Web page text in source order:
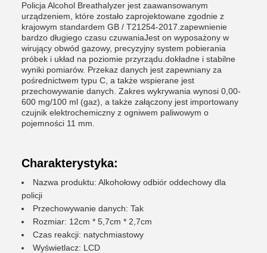
Policja Alcohol Breathalyzer jest zaawansowanym
urządzeniem, które zostało zaprojektowane zgodnie z
krajowym standardem GB / T21254-2017.zapewnienie
bardzo długiego czasu czuwaniaJest on wyposażony w
wirujący obwód gazowy, precyzyjny system pobierania
próbek i układ na poziomie przyrządu.dokładne i stabilne
wyniki pomiarów. Przekaz danych jest zapewniany za
pośrednictwem typu C, a także wspierane jest
przechowywanie danych. Zakres wykrywania wynosi 0,00-
600 mg/100 ml (gaz), a także załączony jest importowany
czujnik elektrochemiczny z ogniwem paliwowym o
pojemności 11 mm.
Charakterystyka:
Nazwa produktu: Alkohołowy odbiór oddechowy dla
policji
Przechowywanie danych: Tak
Rozmiar: 12cm * 5,7cm * 2,7cm
Czas reakcji: natychmiastowy
Wyświetlacz: LCD